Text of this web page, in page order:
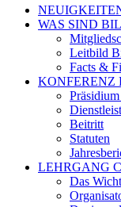
WAS SIND
Leitbild
Facts &
KONFERENZ
Beitritt
Statuten
LEHRGANG
Das